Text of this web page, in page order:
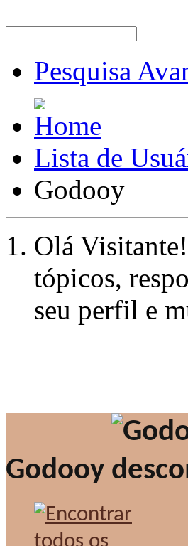
Pesquisa
Lista de
Godooy
Olá
tópicos,
seu perfil e
Godooy